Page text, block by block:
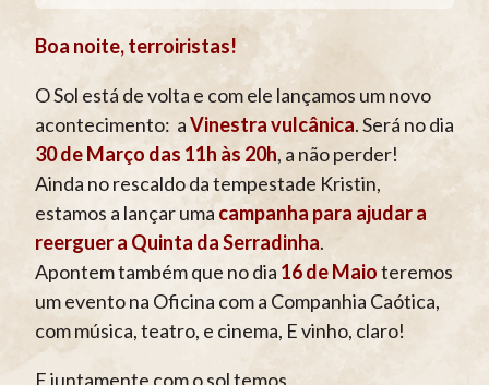
Boa noite, terroiristas!
O Sol está de volta e com ele lançamos um novo
acontecimento: aVinestra vulcânica. Será no dia
30 de Março das 11h às 20h, a não perder!
Ainda no rescaldo da tempestade Kristin,
estamos a lançar uma campanha para ajudar a
reerguer a Quinta da Serradinha.
Apontem também que no dia 16 de Maioteremos
um evento na Oficina com a Companhia Caótica,
com música, teatro, e cinema, E vinho, claro!
E juntamente com o sol temos